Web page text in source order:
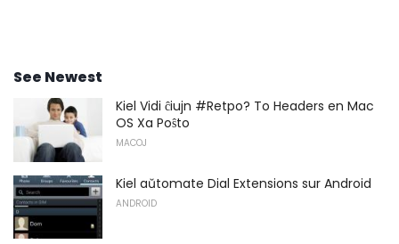
See Newest
Kiel Vidi ĉiujn #Retpo? To Headers en Mac
OS Xa Poŝto
MACOJ
Kiel aŭtomate Dial Extensions sur Android
ANDROID